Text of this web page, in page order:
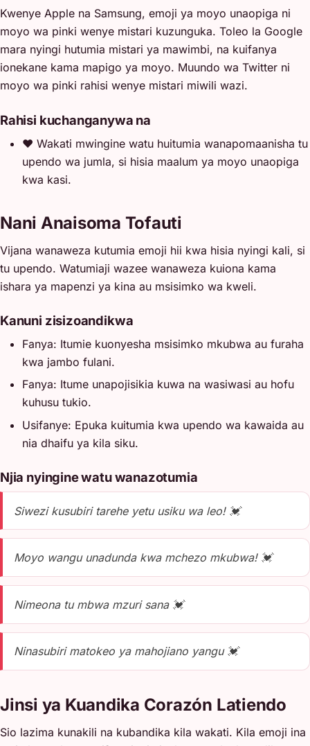
Kwenye Apple na Samsung, emoji ya moyo unaopiga ni
moyo wa pinki wenye mistari kuzunguka. Toleo la Google
mara nyingi hutumia mistari ya mawimbi, na kuifanya
ionekane kama mapigo ya moyo. Muundo wa Twitter ni
moyo wa pinki rahisi wenye mistari miwili wazi.
Rahisi kuchanganywa na
❤️ Wakati mwingine watu huitumia wanapomaanisha tu
upendo wa jumla, si hisia maalum ya moyo unaopiga
kwa kasi.
Nani Anaisoma Tofauti
Vijana wanaweza kutumia emoji hii kwa hisia nyingi kali, si
tu upendo. Watumiaji wazee wanaweza kuiona kama
ishara ya mapenzi ya kina au msisimko wa kweli.
Kanuni zisizoandikwa
Fanya: Itumie kuonyesha msisimko mkubwa au furaha
kwa jambo fulani.
Fanya: Itume unapojisikia kuwa na wasiwasi au hofu
kuhusu tukio.
Usifanye: Epuka kuitumia kwa upendo wa kawaida au
nia dhaifu ya kila siku.
Njia nyingine watu wanazotumia
Siwezi kusubiri tarehe yetu usiku wa leo! 💓
Moyo wangu unadunda kwa mchezo mkubwa! 💓
Nimeona tu mbwa mzuri sana 💓
Ninasubiri matokeo ya mahojiano yangu 💓
Jinsi ya Kuandika Corazón Latiendo
Sio lazima kunakili na kubandika kila wakati. Kila emoji ina